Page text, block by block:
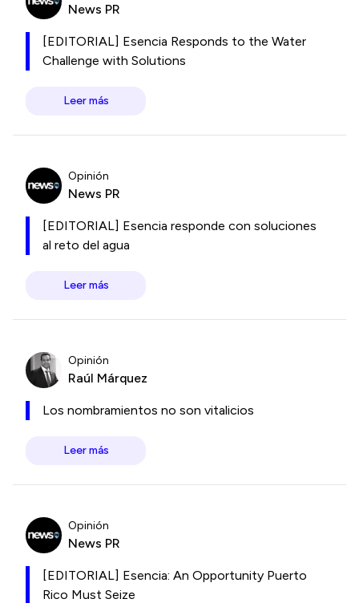
News PR
[EDITORIAL] Esencia Responds to the Water
Challenge with Solutions
Leer más
Opinión
News PR
[EDITORIAL] Esencia responde con soluciones
al reto del agua
Leer más
Opinión
Raúl Márquez
Los nombramientos no son vitalicios
Leer más
Opinión
News PR
[EDITORIAL] Esencia: An Opportunity Puerto
Rico Must Seize